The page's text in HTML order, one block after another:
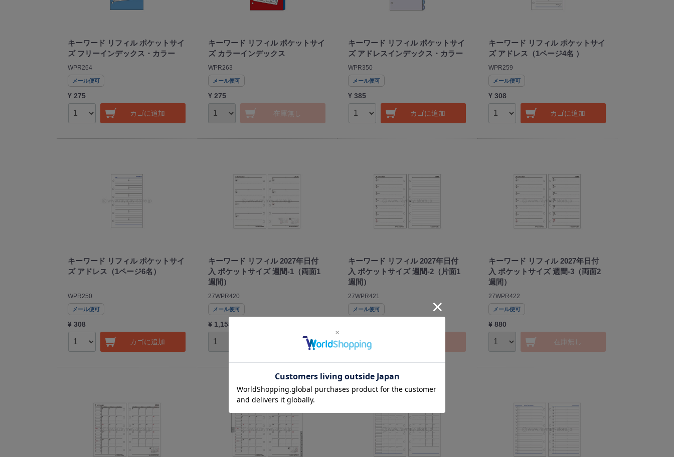
キーワード リフィル ポケットサイ
ズ フリーインデックス・カラー
WPR264
メール便可
¥ 275
カゴに追加
キーワード リフィル ポケットサイ
ズ カラーインデックス
WPR263
メール便可
¥ 275
在庫無し
キーワード リフィル ポケットサイ
ズ アドレスインデックス・カラー
WPR350
メール便可
¥ 385
カゴに追加
キーワード リフィル ポケットサイ
ズ アドレス（1ページ4名 ）
WPR259
メール便可
¥ 308
カゴに追加
キーワード リフィル ポケットサイ
ズ アドレス（1ページ6名）
WPR250
メール便可
¥ 308
カゴに追加
キーワード リフィル 2027年日付
入 ポケットサイズ 週間-1（両面1
週間）
27WPR420
メール便可
¥ 1,155
キーワード リフィル 2027年日付
入 ポケットサイズ 週間-2（片面1
週間）
27WPR421
メール便可
キーワード リフィル 2027年日付
入 ポケットサイズ 週間-3（両面2
週間）
27WPR422
メール便可
¥ 880
在庫無し